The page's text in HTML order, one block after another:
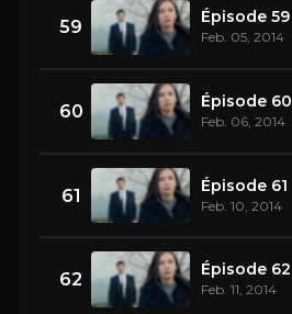
59 Épisode 59
Feb. 05, 2014
60 Épisode 60
Feb. 06, 2014
61 Épisode 61
Feb. 10, 2014
62 Épisode 62
Feb. 11, 2014